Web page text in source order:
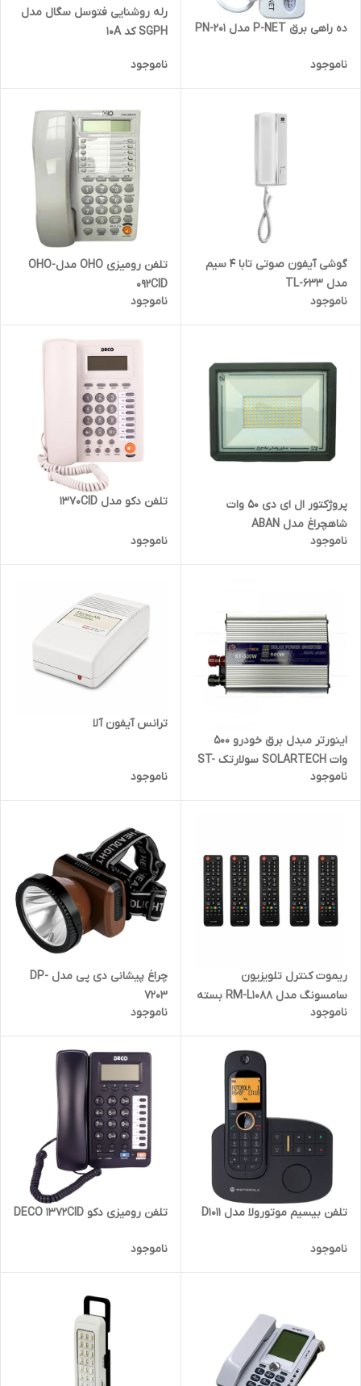
ده راهی برق P-NET مدل PN-201
ناموجود
رله روشنایی فتوسل سگال مدل
SGPH کد 10A
ناموجود
گوشی آیفون صوتی تابا 4 سیم
مدل TL-633
ناموجود
تلفن رومیزی OHO مدلOHO-
092CID
ناموجود
پروژکتور ال ای دی ۵۰ وات
شاهچراغ مدل ABAN
ناموجود
تلفن دکو مدل 1370CID
ناموجود
اینورتر مبدل برق خودرو 500
وات SOLARTECH سولارتک ST-
500W
ناموجود
ترانس آیفون آلا
ناموجود
ریموت کنترل تلویزیون
سامسونگ مدل RM-L1088 بسته
5 عددی
ناموجود
چراغ پیشانی دی پی مدل DP-
7203
ناموجود
تلفن بیسیم موتورولا مدل D1011
ناموجود
تلفن رومیزی دکو DECO 1372CID
ناموجود